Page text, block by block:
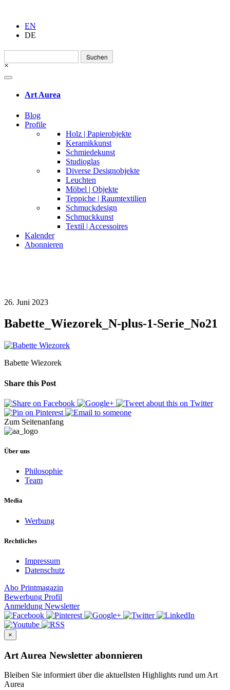
EN
DE
Suchen
nach:
×
Art Aurea
Blog
Profile
Holz | Papierobjekte
Keramikkunst
Schmiedekunst
Studioglas
Diverse Designobjekte
Leuchten
Möbel | Objekte
Teppiche | Raumtextilien
Schmuckdesign
Schmuckkunst
Textil | Accessoires
Kalender
Abonnieren
26. Juni 2023
Babette_Wiezorek_N-plus-1-Serie_No21
Babette Wiezorek
Share this Post
Zum Seitenanfang
Über uns
Philosophie
Team
Media
Werbung
Rechtliches
Impressum
Datenschutz
Abo Printmagazin
Bewerbung Profil
Anmeldung Newsletter
×
Art Aurea Newsletter abonnieren
Bleiben Sie informiert über die aktuellsten Highlights rund um Art
Aurea